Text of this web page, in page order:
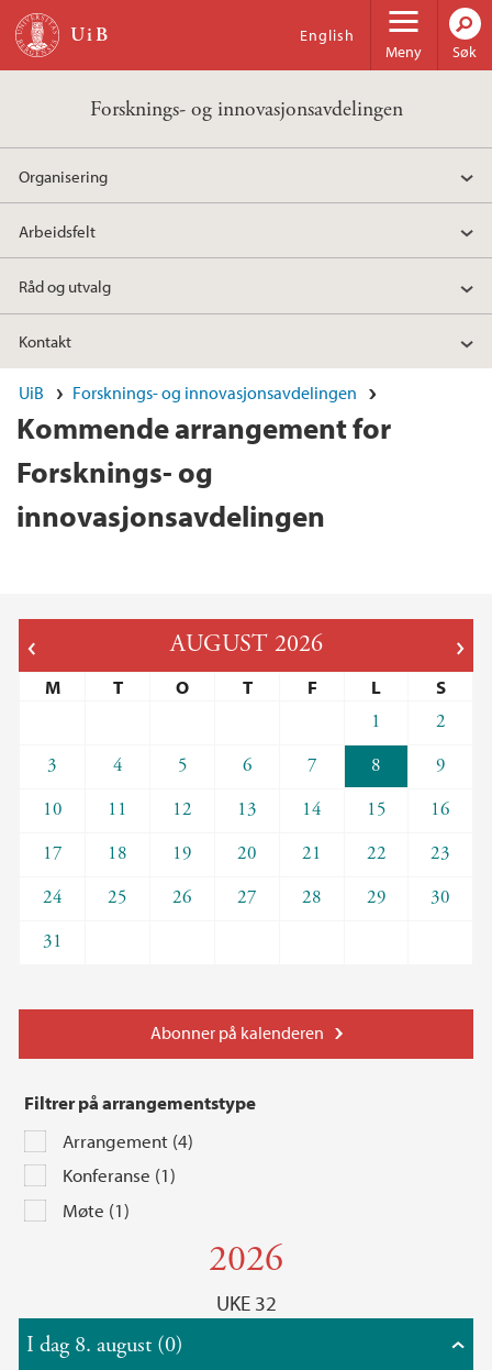
Hopp til hovedinnhold
Meny
English
Søk
Forsknings- og innovasjonsavdelingen
Organisering
Arbeidsfelt
Råd og utvalg
Kontakt
UiB Forsknings- og innovasjonsavdelingen
Kommende arrangement for
Forsknings- og
innovasjonsavdelingen
AUGUST 2026
M T O T F L S
1
2
3
4 5 6 7 8
9
10
11 12 13 14 15
16
17
18 19 20 21 22
23
24
25 26 27 28 29
30
31
Filtrer på arrangementstype
Arrangement (4)
Konferanse (1)
Møte (1)
Abonner på kalenderen
2026
UKE 32
I dag 8. august (0)